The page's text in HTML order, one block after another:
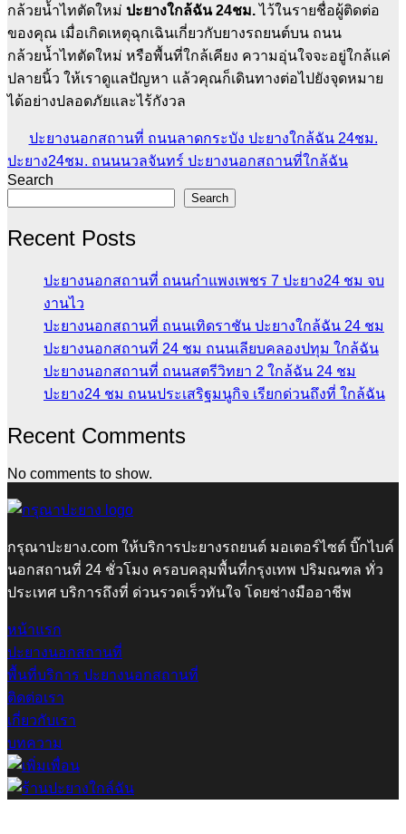
กล้วยน้ำไทตัดใหม่ ปะยางใกล้ฉัน 24ชม.ไว้ในรายชื่อผู้ติดต่อ
ของคุณ เมื่อเกิดเหตุฉุกเฉินเกี่ยวกับยางรถยนต์บน ถนน
กล้วยน้ำไทตัดใหม่ หรือพื้นที่ใกล้เคียง ความอุ่นใจจะอยู่ใกล้แค่
ปลายนิ้ว ให้เราดูแลปัญหา แล้วคุณก็เดินทางต่อไปยังจุดหมาย
ได้อย่างปลอดภัยและไร้กังวล
ปะยางนอกสถานที่ ถนนลาดกระบัง ปะยางใกล้ฉัน 24ชม.
ปะยาง24ชม. ถนนนวลจันทร์ ปะยางนอกสถานที่ใกล้ฉัน
Search
Search
Recent Posts
ปะยางนอกสถานที่ ถนนกำแพงเพชร 7 ปะยาง24 ชม จบ
งานไว
ปะยางนอกสถานที่ ถนนเทิดราชัน ปะยางใกล้ฉัน 24 ชม
ปะยางนอกสถานที่ 24 ชม ถนนเลียบคลองปทุม ใกล้ฉัน
ปะยางนอกสถานที่ ถนนสตรีวิทยา 2 ใกล้ฉัน 24 ชม
ปะยาง24 ชม ถนนประเสริฐมนูกิจ เรียกด่วนถึงที่ ใกล้ฉัน
Recent Comments
No comments to show.
กรุณาปะยาง.com ให้บริการปะยางรถยนต์ มอเตอร์ไซต์ บิ๊กไบค์
นอกสถานที่ 24 ชั่วโมง ครอบคลุมพื้นที่กรุงเทพ ปริมณฑล ทั่ว
ประเทศ บริการถึงที่ ด่วนรวดเร็วทันใจ โดยช่างมืออาชีพ
หน้าแรก
ปะยางนอกสถานที่
พื้นที่บริการ ปะยางนอกสถานที่
ติดต่อเรา
เกี่ยวกับเรา
บทความ